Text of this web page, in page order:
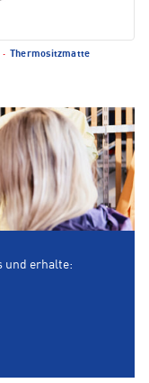
· Thermositzmatte
und erhalte: